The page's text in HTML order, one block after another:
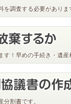
調査する必要がありま
！早めの手続き・遺産
割書です。